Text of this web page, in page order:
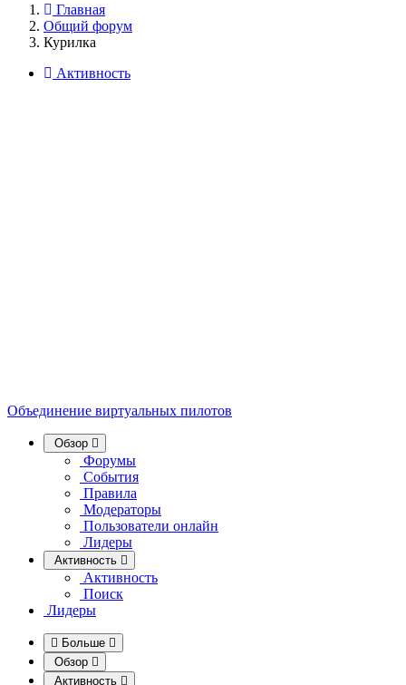
Главная
Общий форум
Курилка
Активность
Объединение виртуальных пилотов
Обзор
Форумы
События
Правила
Модераторы
Пользователи онлайн
Лидеры
Активность
Активность
Поиск
Лидеры
Больше
Обзор
Активность